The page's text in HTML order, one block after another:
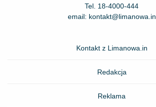
Tel. 18-4000-444
email: kontakt@limanowa.in
Kontakt z Limanowa.in
Redakcja
Reklama